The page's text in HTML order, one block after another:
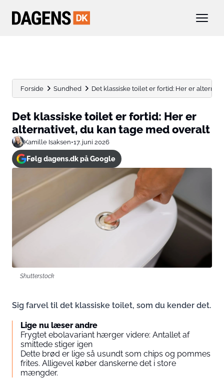
Forside Sundhed Det klassiske toilet er fortid: Her er
Det klassiske toilet er fortid: Her er
alternativet, du kan tage med overalt
Kamille Isaksen•17. juni 2026
Følg dagens.dk på Google
Shutterstock
Sig farvel til det klassiske toilet, som du kender det.
Lige nu læser andre
Frygtet ebolavariant hærger videre: Antallet af
smittede stiger igen
Dette brød er lige så usundt som chips og pommes
frites. Alligevel køber danskerne det i store
mængder.